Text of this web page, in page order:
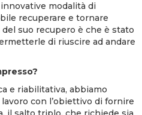
modalità di
recuperare e tornare
suo recupero è che è stato
di riuscire ad andare
e riabilitativa, abbiamo
con l’obiettivo di fornire